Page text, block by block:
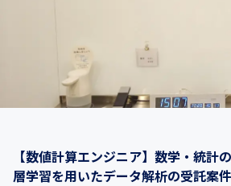
【数値計算エンジニア】数学・統計
層学習を用いたデータ解析の受託案